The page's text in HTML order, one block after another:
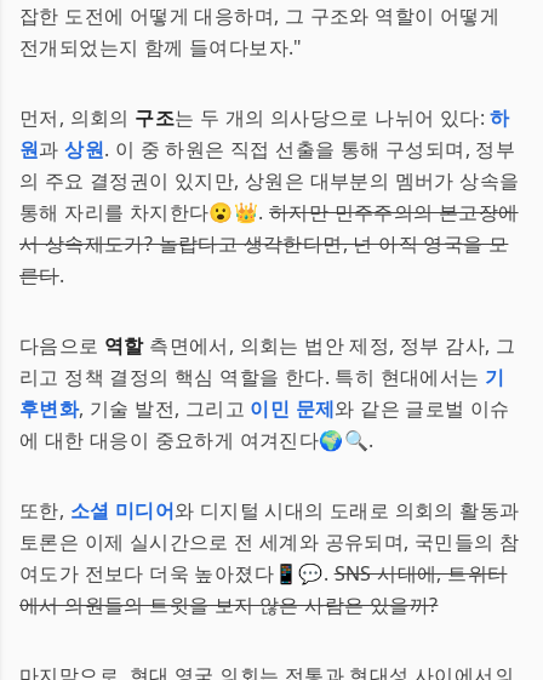
잡한 도전에 어떻게 대응하며, 그 구조와 역할이 어떻게
전개되었는지 함께 들여다보자."
먼저, 의회의 구조는 두 개의 의사당으로 나뉘어 있다:하
원과상원. 이 중 하원은 직접 선출을 통해 구성되며, 정부
의 주요 결정권이 있지만, 상원은 대부분의 멤버가 상속을
통해 자리를 차지한다😮👑. 하지만 민주주의의 본고장에
서 상속제도가? 놀랍다고 생각한다면, 넌 아직 영국을 모
른다.
다음으로 역할측면에서, 의회는 법안 제정, 정부 감사, 그
리고 정책 결정의 핵심 역할을 한다. 특히 현대에서는 기
후변화, 기술 발전, 그리고 이민 문제와 같은 글로벌 이슈
에 대한 대응이 중요하게 여겨진다🌍🔍.
또한, 소셜 미디어와 디지털 시대의 도래로 의회의 활동과
토론은 이제 실시간으로 전 세계와 공유되며, 국민들의 참
여도가 전보다 더욱 높아졌다📱💬.SNS 시대에, 트위터
에서 의원들의 트윗을 보지 않은 사람은 있을까?